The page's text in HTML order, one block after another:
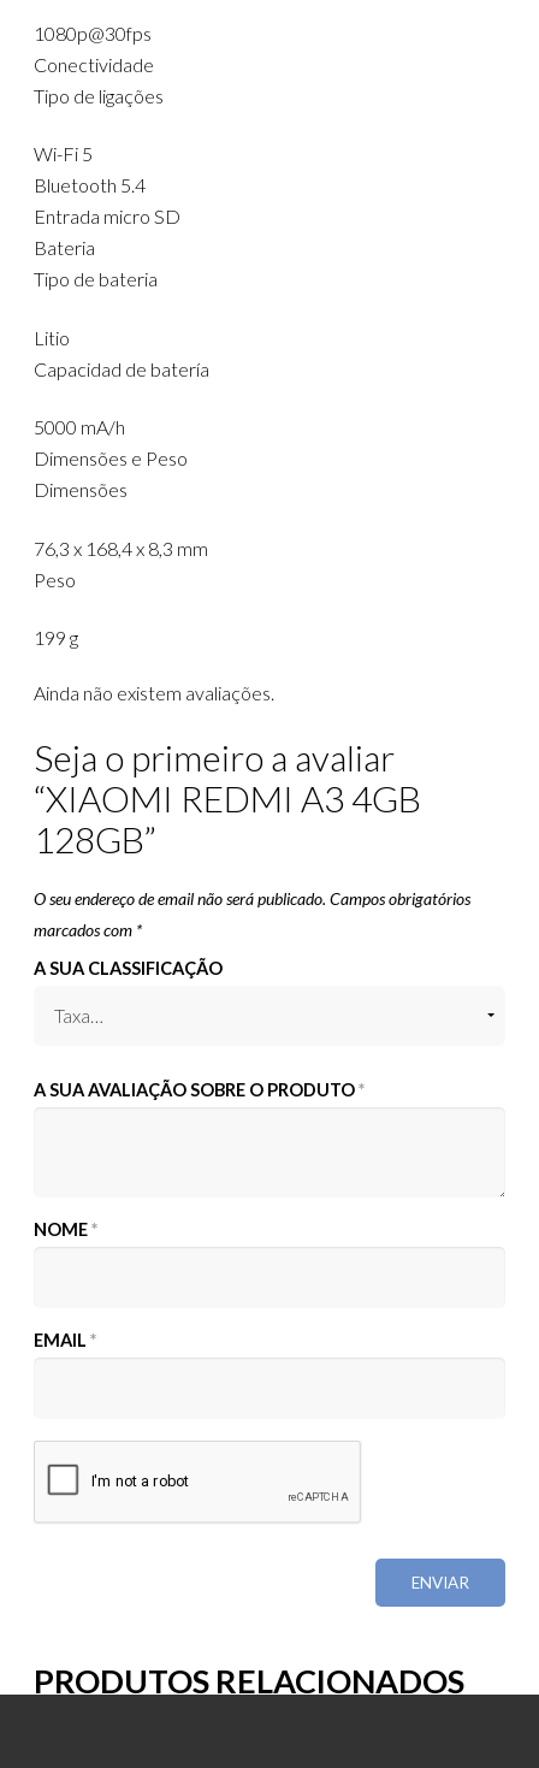
1080p@30fps
Conectividade
Tipo de ligações
Wi-Fi 5
Bluetooth 5.4
Entrada micro SD
Bateria
Tipo de bateria
Litio
Capacidad de batería
5000 mA/h
Dimensões e Peso
Dimensões
76,3 x 168,4 x 8,3 mm
Peso
199 g
Ainda não existem avaliações.
Seja o primeiro a avaliar
“XIAOMI REDMI A3 4GB
128GB”
O seu endereço de email não será publicado. Campos obrigatórios
marcados com *
A SUA CLASSIFICAÇÃO
A SUA AVALIAÇÃO SOBRE O PRODUTO*
NOME*
EMAIL*
PRODUTOS RELACIONADOS